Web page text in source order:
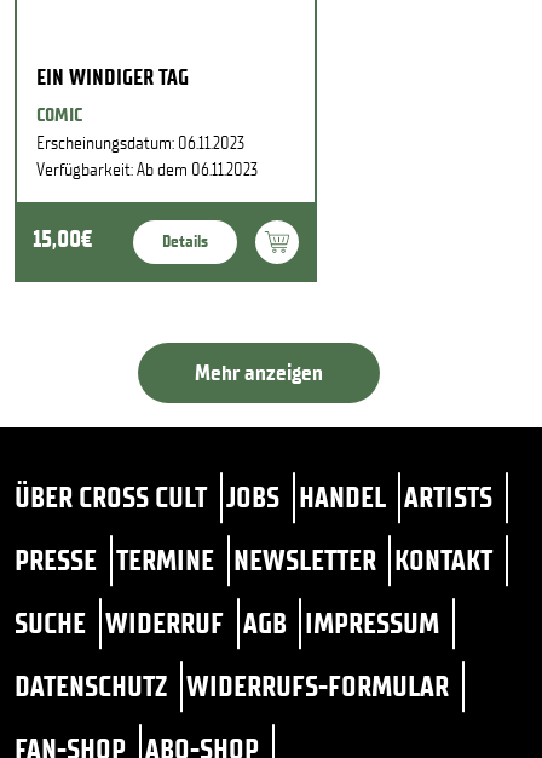
EIN WINDIGER TAG
COMIC
Erscheinungsdatum: 06.11.2023
Verfügbarkeit: Ab dem 06.11.2023
15,00€ Details
Mehr anzeigen
ÜBER CROSS CULT JOBS HANDEL ARTISTS
PRESSE TERMINE NEWSLETTER KONTAKT
SUCHE WIDERRUF AGB IMPRESSUM
DATENSCHUTZ WIDERRUFS-FORMULAR
FAN-SHOP ABO-SHOP